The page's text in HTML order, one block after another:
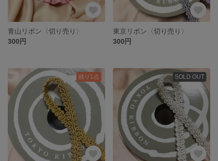
青山リボン〈切り売り〉
300円
東京リボン〈切り売り〉
300円
残り1点 SOLD OUT